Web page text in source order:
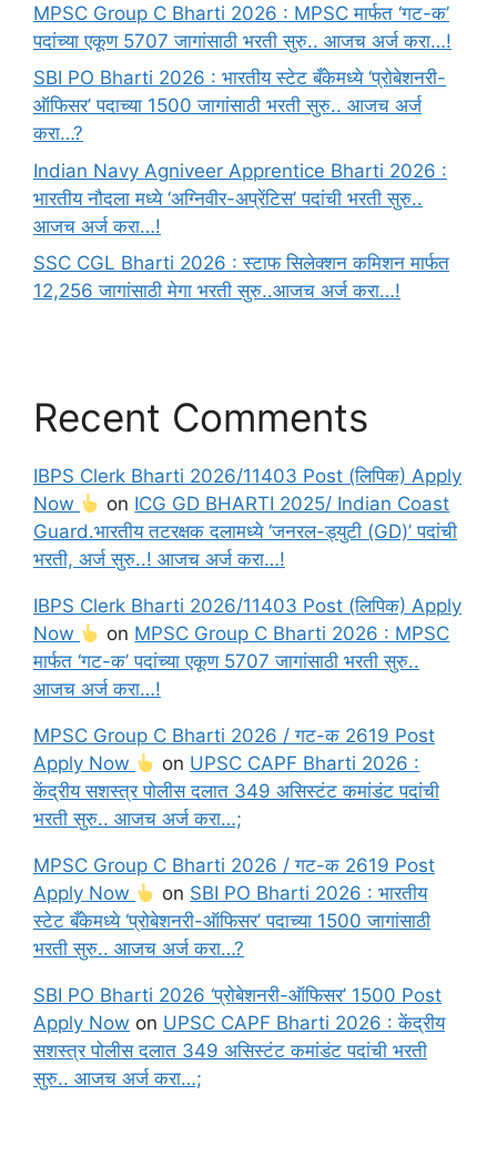
MPSC Group C Bharti 2026 : MPSC मार्फत ‘गट-क’
पदांच्या एकूण 5707 जागांसाठी भरती सुरु.. आजच अर्ज करा…!
SBI PO Bharti 2026 : भारतीय स्टेट बँकेमध्ये ‘प्रोबेशनरी-
ऑफिसर’ पदाच्या 1500 जागांसाठी भरती सुरु.. आजच अर्ज
करा…?
Indian Navy Agniveer Apprentice Bharti 2026 :
भारतीय नौदला मध्ये ‘अग्निवीर-अप्रेंटिस’ पदांची भरती सुरु..
आजच अर्ज करा…!
SSC CGL Bharti 2026 : स्टाफ सिलेक्शन कमिशन मार्फत
12,256 जागांसाठी मेगा भरती सुरु..आजच अर्ज करा…!
Recent Comments
IBPS Clerk Bharti 2026/11403 Post (लिपिक) Apply
Now
on ICG GD BHARTI 2025/ Indian Coast
Guard.भारतीय तटरक्षक दलामध्ये ‘जनरल-ड्युटी (GD)’ पदांची
भरती, अर्ज सुरु..! आजच अर्ज करा…!
IBPS Clerk Bharti 2026/11403 Post (लिपिक) Apply
Now
on MPSC Group C Bharti 2026 : MPSC
मार्फत ‘गट-क’ पदांच्या एकूण 5707 जागांसाठी भरती सुरु..
आजच अर्ज करा…!
MPSC Group C Bharti 2026 / गट-क 2619 Post
Apply Now
on UPSC CAPF Bharti 2026 :
केंद्रीय सशस्त्र पोलीस दलात 349 असिस्टंट कमांडंट पदांची
भरती सुरु.. आजच अर्ज करा…;
MPSC Group C Bharti 2026 / गट-क 2619 Post
Apply Now
on SBI PO Bharti 2026 : भारतीय
स्टेट बँकेमध्ये ‘प्रोबेशनरी-ऑफिसर’ पदाच्या 1500 जागांसाठी
भरती सुरु.. आजच अर्ज करा…?
SBI PO Bharti 2026 ‘प्रोबेशनरी-ऑफिसर’ 1500 Post
Apply Now on UPSC CAPF Bharti 2026 : केंद्रीय
सशस्त्र पोलीस दलात 349 असिस्टंट कमांडंट पदांची भरती
सुरु.. आजच अर्ज करा…;